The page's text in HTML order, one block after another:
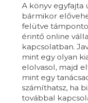
A könyv egyfajta
bármikor
felütve
érintő online
kapcsolatban.
mint egy olyan
elolvasol, majd
mint egy
számíthatsz, ha
továbbal